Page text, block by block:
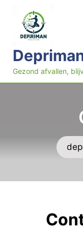
inhoud
Gezond afvallen,